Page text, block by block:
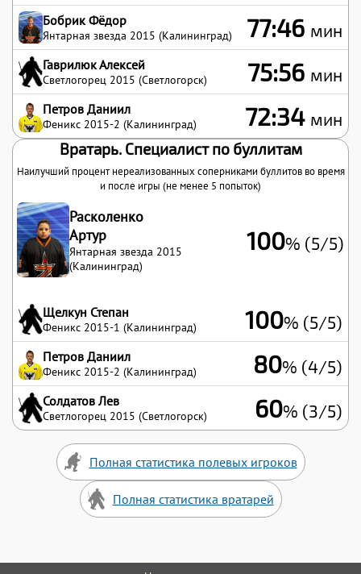
Бобрик Фёдор
Янтарная звезда 2015 (Калининград) 77:46 мин
Гаврилюк Алексей
Светлогорец 2015 (Светлогорск) 75:56 мин
Петров Даниил
Феникс 2015-2 (Калининград) 72:34 мин
Вратарь. Специалист по буллитам
Наилучший процент нереализованных соперниками буллитов во время
и после игры (не менее 5 попыток)
Расколенко
Артур
Янтарная звезда 2015
(Калининград)
100% (5/5)
Щелкун Степан
Феникс 2015-1 (Калининград) 100% (5/5)
Петров Даниил
Феникс 2015-2 (Калининград) 80% (4/5)
Солдатов Лев
Светлогорец 2015 (Светлогорск) 60% (3/5)
Полная статистика полевых игроков
Полная статистика вратарей